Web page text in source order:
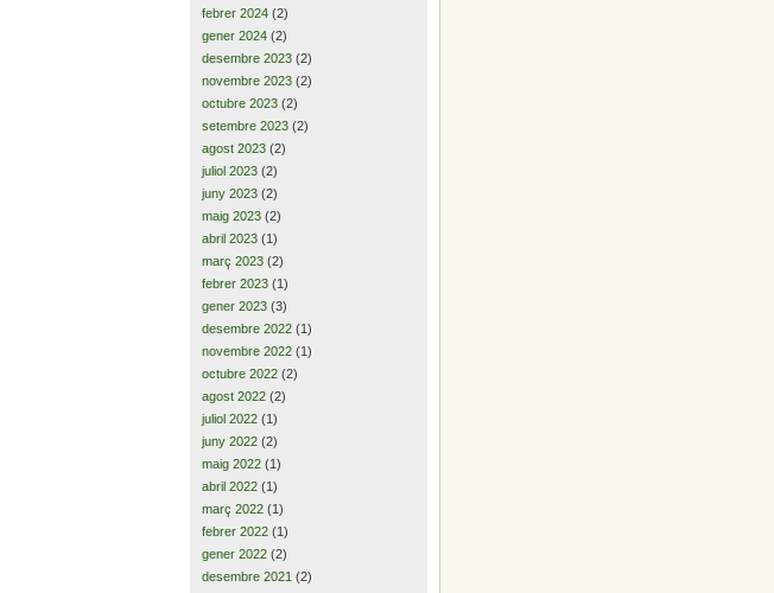
febrer 2024 (2)
gener 2024 (2)
desembre 2023 (2)
novembre 2023 (2)
octubre 2023 (2)
setembre 2023 (2)
agost 2023 (2)
juliol 2023 (2)
juny 2023 (2)
maig 2023 (2)
abril 2023 (1)
març 2023 (2)
febrer 2023 (1)
gener 2023 (3)
desembre 2022 (1)
novembre 2022 (1)
octubre 2022 (2)
agost 2022 (2)
juliol 2022 (1)
juny 2022 (2)
maig 2022 (1)
abril 2022 (1)
març 2022 (1)
febrer 2022 (1)
gener 2022 (2)
desembre 2021 (2)